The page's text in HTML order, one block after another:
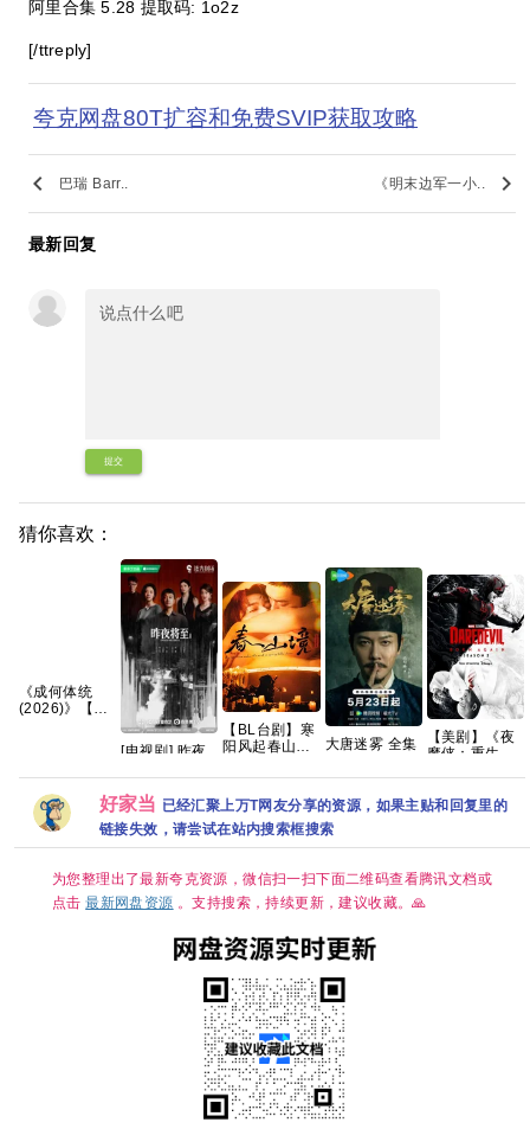
阿里合集 5.28 提取码: 1o2z
[/ttreply]
夸克网盘80T扩容和免费SVIP获取攻略
keyboard_arrow_left 巴瑞 Barr.. 《明末边军一小.. keyboard_arrow_right
最新回复
提交
猜你喜欢：
《成何体统
(2026)》【4K
全】【310G】
【夸克/百度】
[电视剧] 昨夜
(全12集)
[12.2G]
【BL台剧】寒
阳风起春山境
爱情同性 刘竞
屿 熊艺文 国语
中字 已更最新
夸克
大唐迷雾 全集
【美剧】《夜
魔侠：重生 第
斯 文森特·多诺
情/动作/科幻/
惊悚/犯罪/奇
幻/冒险/4K完
好家当 已经汇聚上万T网友分享的资源，如果主贴和回复里的
链接失效，请尝试在站内搜索框搜索
为您整理出了最新夸克资源，微信扫一扫下面二维码查看腾讯文档或
点击最新网盘资源 。支持搜索，持续更新，建议收藏。🙏